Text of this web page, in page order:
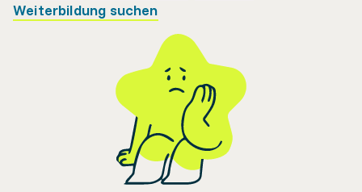
Weiterbildung suchen